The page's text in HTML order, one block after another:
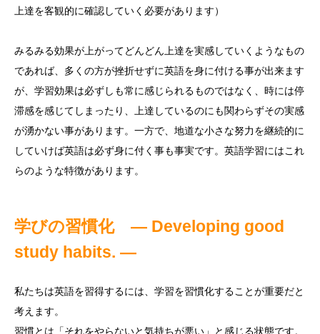
上達を客観的に確認していく必要があります）
みるみる効果が上がってどんどん上達を実感していくようなもの
であれば、多くの方が挫折せずに英語を身に付ける事が出来ます
が、学習効果は必ずしも常に感じられるものではなく、時には停
滞感を感じてしまったり、上達しているのにも関わらずその実感
が湧かない事があります。一方で、地道な小さな努力を継続的に
していけば英語は必ず身に付く事も事実です。英語学習にはこれ
らのような特徴があります。
学びの習慣化― Developing good
study habits. ―
私たちは英語を習得するには、学習を習慣化することが重要だと
考えます。
習慣とは「それをやらないと気持ちが悪い」と感じる状態です。